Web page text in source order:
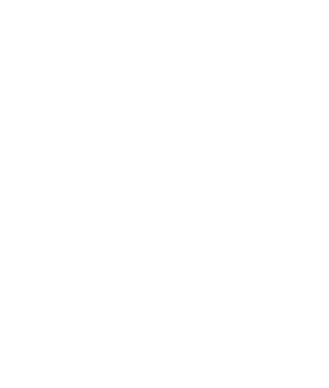
提供させていただ
ご了承ください。
制御機器販売店・
いようお願いしま
ーズにご登録され
当社の共同利用者
ことをご了承くだ
以下、フタル酸ジブチ
のではありません。
製品に未対応品が
2022年1月12日よ
規制貨物等」とい
にこれらの製造装
者に通知します。
のオムロン制御